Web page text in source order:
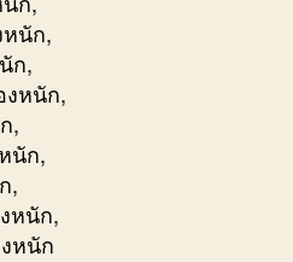
หนัก,
ก,
หนัก,
,
นัก,
,
หนัก,
หนัก